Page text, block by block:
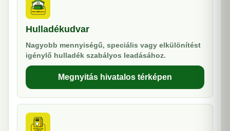
Hulladékudvar
Nagyobb mennyiségű, speciális vagy elkülönítést
igénylő hulladék szabályos leadásához.
Megnyitás hivatalos térképen